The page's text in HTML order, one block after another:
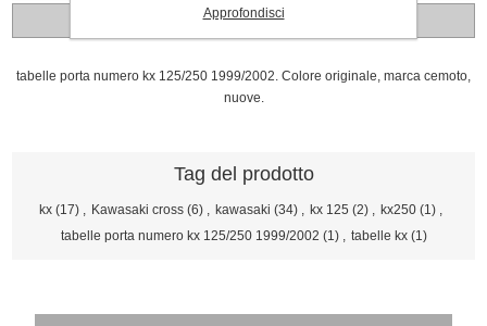
Contattaci
tabelle porta numero kx 125/250 1999/2002. Colore originale, marca cemoto,
nuove.
Tag del prodotto
kx (17) , Kawasaki cross (6) , kawasaki (34) , kx 125 (2) , kx250 (1) ,
tabelle porta numero kx 125/250 1999/2002 (1) , tabelle kx (1)
Approfondisci